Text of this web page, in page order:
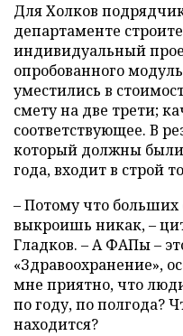
Для Холков
департаменте
индивидуальный
опробованного
уместились в
смету на две трети;
соответствующее. В
который должны были
года, входит в строй
– Потому что
выкроишь никак, –
Гладков. – А ФАПы –
«Здравоохранение»,
мне приятно, что
по году, по полгода?
находится?